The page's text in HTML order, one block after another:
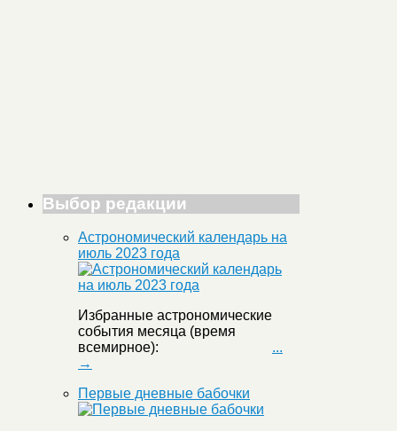
Выбор редакции
Астрономический календарь на
июль 2023 года
Избранные астрономические
события месяца (время
всемирное): ...
→
Первые дневные бабочки